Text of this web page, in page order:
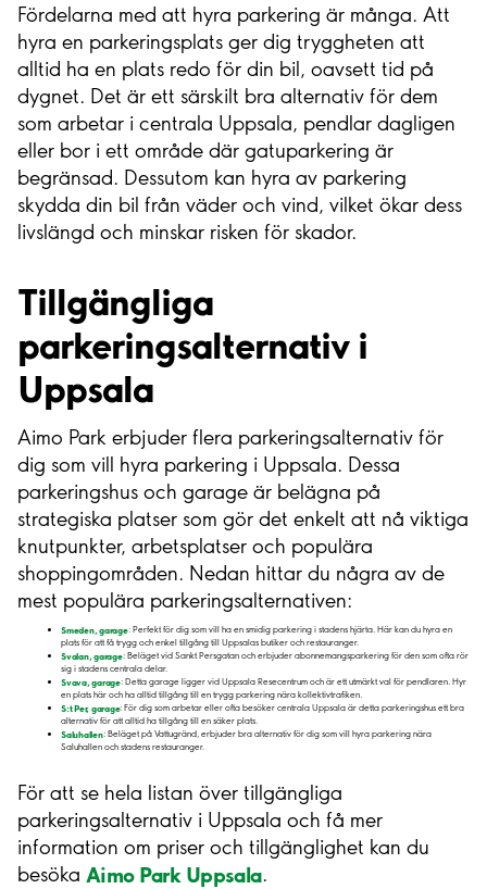
Fördelarna med att hyra parkering är många. Att
hyra en parkeringsplats ger dig tryggheten att
alltid ha en plats redo för din bil, oavsett tid på
dygnet. Det är ett särskilt bra alternativ för dem
som arbetar i centrala Uppsala, pendlar dagligen
eller bor i ett område där gatuparkering är
begränsad. Dessutom kan hyra av parkering
skydda din bil från väder och vind, vilket ökar dess
livslängd och minskar risken för skador.
Tillgängliga
parkeringsalternativ i
Uppsala
Aimo Park erbjuder flera parkeringsalternativ för
dig som vill hyra parkering i Uppsala. Dessa
parkeringshus och garage är belägna på
strategiska platser som gör det enkelt att nå viktiga
knutpunkter, arbetsplatser och populära
shoppingområden. Nedan hittar du några av de
mest populära parkeringsalternativen:
Smeden, garage: Perfekt för dig som vill ha en smidig parkering i stadens hjärta. Här kan du hyra en
plats för att få trygg och enkel tillgång till Uppsalas butiker och restauranger.
Svalan, garage: Beläget vid Sankt Persgatan och erbjuder abonnemangsparkering för den som ofta rör
sig i stadens centrala delar.
Svava, garage: Detta garage ligger vid Uppsala Resecentrum och är ett utmärkt val för pendlaren. Hyr
en plats här och ha alltid tillgång till en trygg parkering nära kollektivtrafiken.
S:t Per, garage: För dig som arbetar eller ofta besöker centrala Uppsala är detta parkeringshus ett bra
alternativ för att alltid ha tillgång till en säker plats.
Saluhallen: Beläget på Vattugränd, erbjuder bra alternativ för dig som vill hyra parkering nära
Saluhallen och stadens restauranger.
För att se hela listan över tillgängliga
parkeringsalternativ i Uppsala och få mer
information om priser och tillgänglighet kan du
besöka Aimo Park Uppsala.